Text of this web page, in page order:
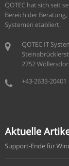
QOTEC hat sich seit
Bereich der
Systemen etabliert.
QOTEC IT
2752
+43-2633-20401
Aktuelle
Support-Ende für